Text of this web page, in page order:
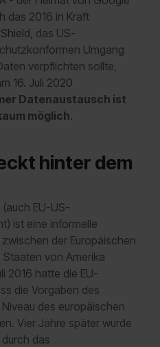
das 2016 in Kraft
, das US-
Umgang
verpflichten sollte,
16. Juli 2020
Datenaustausch ist
möglich.
hinter dem
EU-US-
ist eine informelle
der Europäischen
von Amerika
2016 hatte die EU-
die Vorgaben des
des europäischen
Vier Jahre später wurde
das